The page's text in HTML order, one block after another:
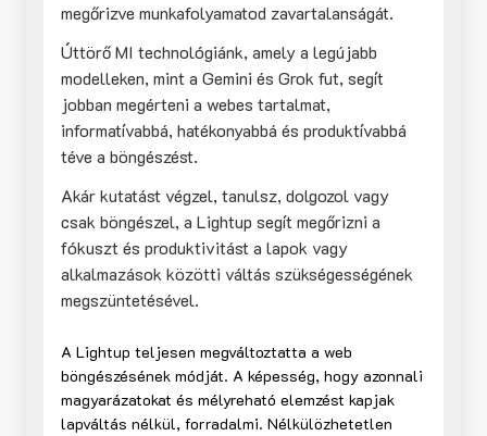
megőrizve munkafolyamatod zavartalanságát.
Úttörő MI technológiánk, amely a legújabb
modelleken, mint a Gemini és Grok fut, segít
jobban megérteni a webes tartalmat,
informatívabbá, hatékonyabbá és produktívabbá
téve a böngészést.
Akár kutatást végzel, tanulsz, dolgozol vagy
csak böngészel, a Lightup segít megőrizni a
fókuszt és produktivitást a lapok vagy
alkalmazások közötti váltás szükségességének
megszüntetésével.
A Lightup teljesen megváltoztatta a web
böngészésének módját. A képesség, hogy azonnali
magyarázatokat és mélyreható elemzést kapjak
lapváltás nélkül, forradalmi. Nélkülözhetetlen